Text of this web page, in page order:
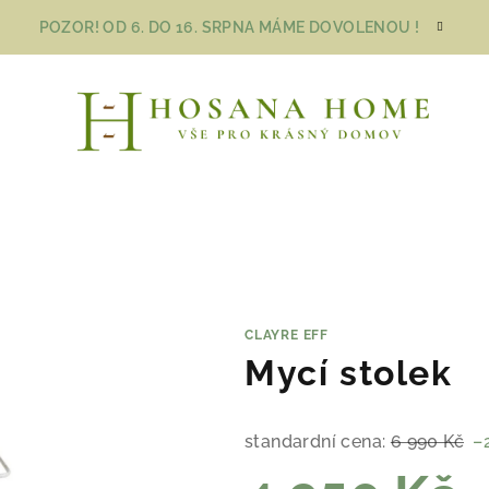
POZOR! OD 6. DO 16. SRPNA MÁME DOVOLENOU !
CLAYRE EFF
Mycí stolek
standardní cena: 6 990 Kč